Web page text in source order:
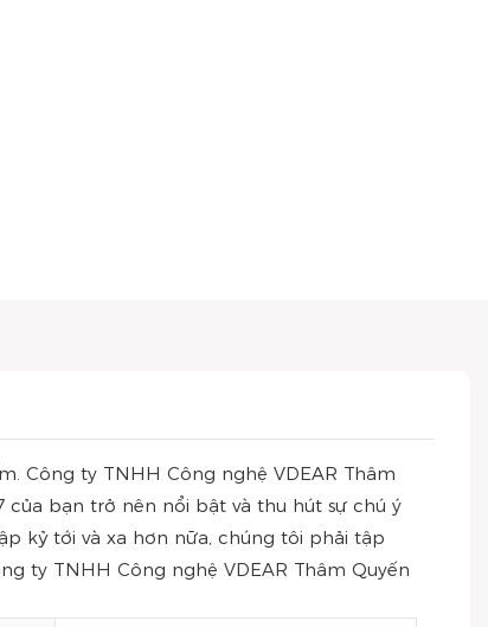
Công ty TNHH Công nghệ VDEAR Thâm
bạn trở nên nổi bật và thu hút sự chú ý
kỷ tới và xa hơn nữa, chúng tôi phải tập
ty TNHH Công nghệ VDEAR Thâm Quyến